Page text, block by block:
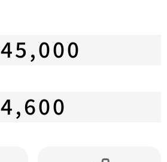
45,000
4,600